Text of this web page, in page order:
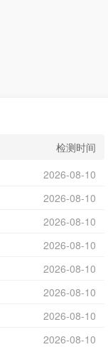
检测时间
2026-08-10
2026-08-10
2026-08-10
2026-08-10
2026-08-10
2026-08-10
2026-08-10
2026-08-10